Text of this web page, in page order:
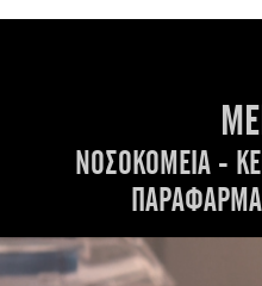
ΝΟΣΟΚΟΜΕΙΑ -